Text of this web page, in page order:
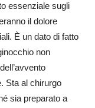
essenziale sugli
il dolore
È un dato di fatto
non
Sta al chirurgo
sia preparato a